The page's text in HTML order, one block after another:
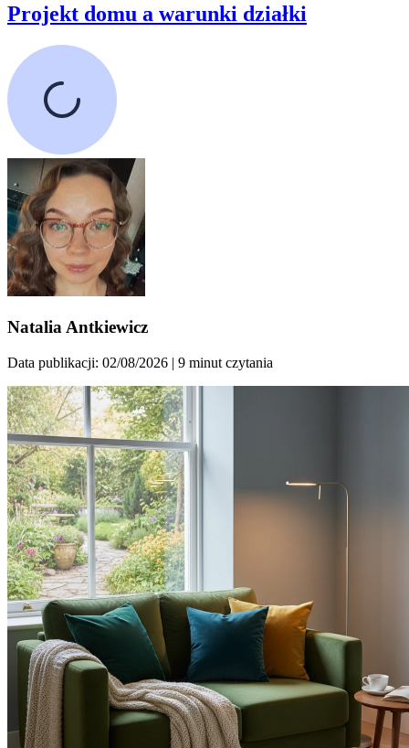
Projekt domu a warunki działki
Natalia Antkiewicz
Data publikacji: 02/08/2026 | 9 minut czytania